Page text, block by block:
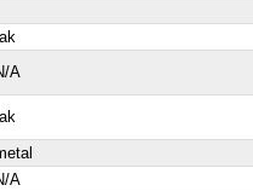
A
A